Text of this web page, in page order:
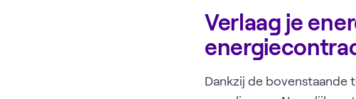
Verlaag je
Dankzij de bovenstaande